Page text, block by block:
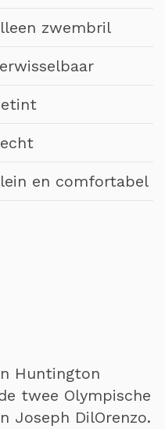
zwembril
en comfortabel
Huntington
twee Olympische
Joseph DilOrenzo.